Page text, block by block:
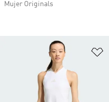
Mujer Originals